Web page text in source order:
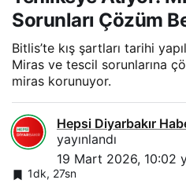
Sorunları Çözüm
Bitlis’te kış şartları tarihi
Miras ve tescil sorunlarına
miras korunuyor.
Hepsi Diyarbakır
yayınlandı
19 Mart 2026, 10:02
1dk, 27sn